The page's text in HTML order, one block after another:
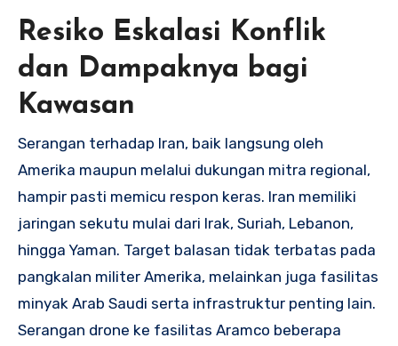
Resiko Eskalasi Konflik
dan Dampaknya bagi
Kawasan
Serangan terhadap Iran, baik langsung oleh
Amerika maupun melalui dukungan mitra regional,
hampir pasti memicu respon keras. Iran memiliki
jaringan sekutu mulai dari Irak, Suriah, Lebanon,
hingga Yaman. Target balasan tidak terbatas pada
pangkalan militer Amerika, melainkan juga fasilitas
minyak Arab Saudi serta infrastruktur penting lain.
Serangan drone ke fasilitas Aramco beberapa